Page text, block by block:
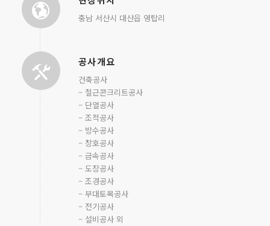
충남 서산시 대산읍 영탑리
공사개요
건축공사
– 철근콘크리트공사
– 단열공사
– 조적공사
– 방수공사
– 창호공사
– 금속공사
– 도장공사
– 조경공사
– 부대토목공사
– 전기공사
– 설비공사 외